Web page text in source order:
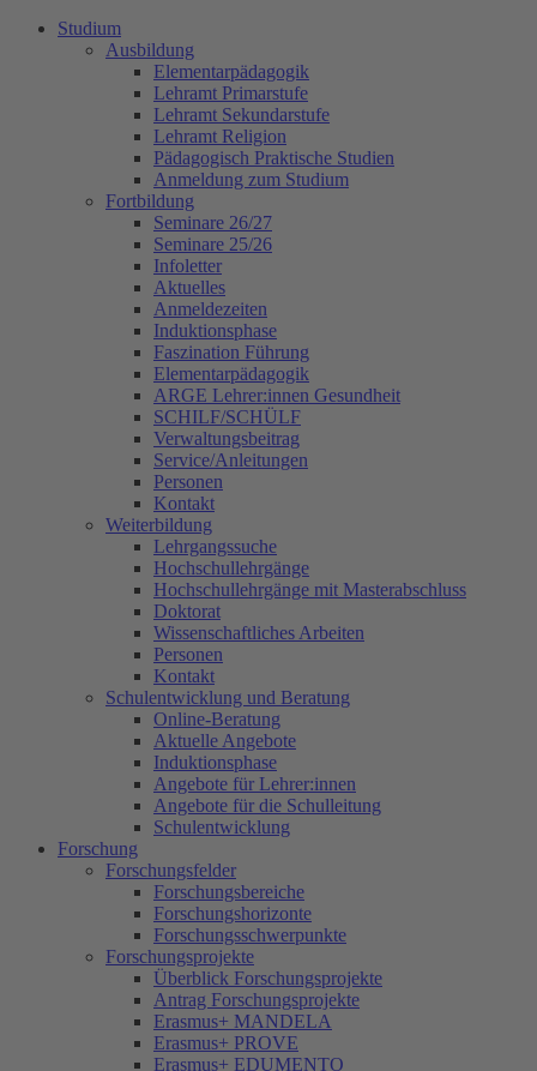
Studium
Ausbildung
Elementarpädagogik
Lehramt Primarstufe
Lehramt Sekundarstufe
Lehramt Religion
Pädagogisch Praktische Studien
Anmeldung zum Studium
Fortbildung
Seminare 26/27
Seminare 25/26
Infoletter
Aktuelles
Anmeldezeiten
Induktionsphase
Faszination Führung
Elementarpädagogik
ARGE Lehrer:innen Gesundheit
SCHILF/SCHÜLF
Verwaltungsbeitrag
Service/Anleitungen
Personen
Kontakt
Weiterbildung
Lehrgangssuche
Hochschullehrgänge
Hochschullehrgänge mit Masterabschluss
Doktorat
Wissenschaftliches Arbeiten
Personen
Kontakt
Schulentwicklung und Beratung
Online-Beratung
Aktuelle Angebote
Induktionsphase
Angebote für Lehrer:innen
Angebote für die Schulleitung
Schulentwicklung
Forschung
Forschungsfelder
Forschungsbereiche
Forschungshorizonte
Forschungsschwerpunkte
Forschungsprojekte
Überblick Forschungsprojekte
Antrag Forschungsprojekte
Erasmus+ MANDELA
Erasmus+ PROVE
Erasmus+ EDUMENTO